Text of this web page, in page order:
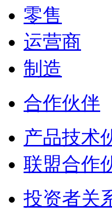
零售
运营商
制造
合作伙伴
产品技术
联盟合作
投资者关